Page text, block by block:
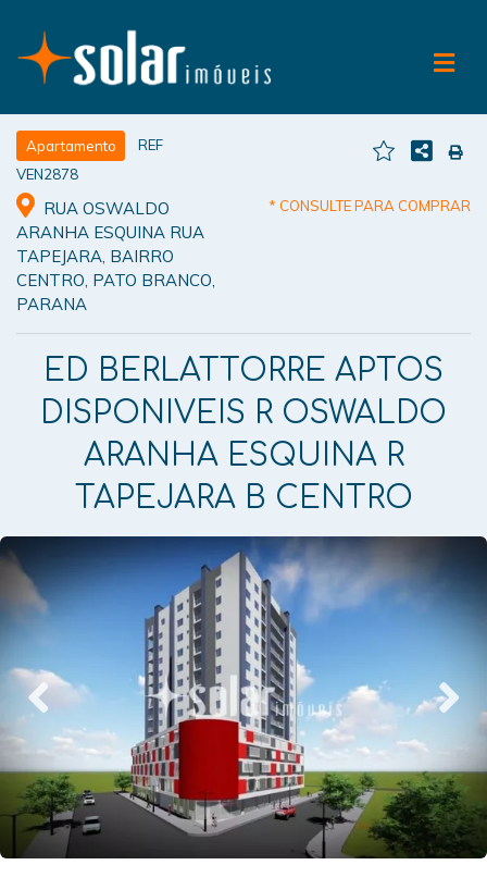
Apartamento
REF
VEN2878
RUA OSWALDO
ARANHA ESQUINA RUA
TAPEJARA, BAIRRO
CENTRO, PATO BRANCO,
PARANA
* CONSULTE PARA COMPRAR
ED BERLATTORRE APTOS
DISPONIVEIS R OSWALDO
ARANHA ESQUINA R
TAPEJARA B CENTRO